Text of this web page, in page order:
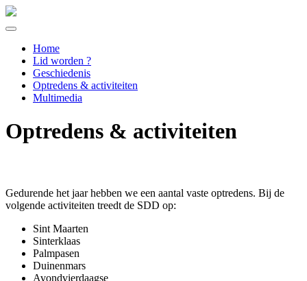
Home
Lid worden ?
Geschiedenis
Optredens & activiteiten
Multimedia
Optredens & activiteiten
Gedurende het jaar hebben we een aantal vaste optredens. Bij de
volgende activiteiten treedt de SDD op:
Sint Maarten
Sinterklaas
Palmpasen
Duinenmars
Avondvierdaagse